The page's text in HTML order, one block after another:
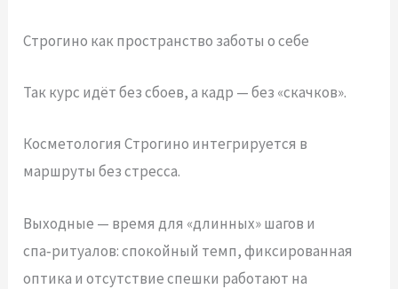
Строгино как пространство заботы о себе
Так курс идёт без сбоев, а кадр — без «скачков».
Косметология Строгино интегрируется в
маршруты без стресса.
Выходные — время для «длинных» шагов и
спа‑ритуалов: спокойный темп, фиксированная
оптика и отсутствие спешки работают на